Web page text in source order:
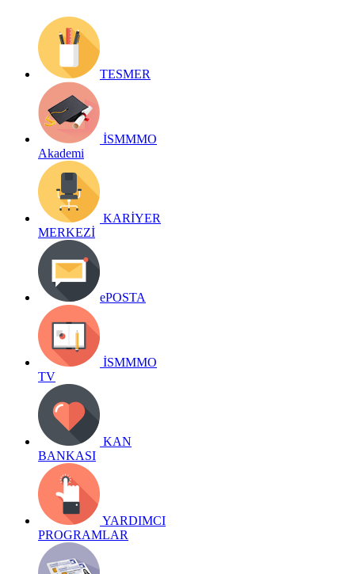
TESMER
İSMMMO
Akademi
KARİYER
MERKEZİ
ePOSTA
İSMMMO
TV
KAN
BANKASI
YARDIMCI
PROGRAMLAR